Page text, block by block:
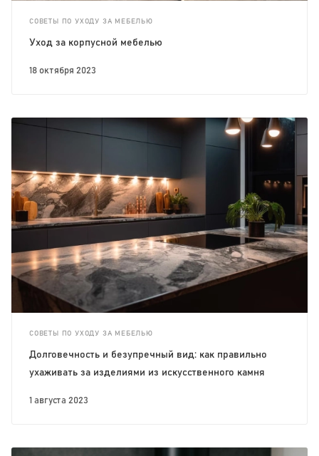
СОВЕТЫ ПО УХОДУ ЗА МЕБЕЛЬЮ
18 октября 2023
Уход за корпусной мебелью
СОВЕТЫ ПО УХОДУ ЗА МЕБЕЛЬЮ
1 августа 2023
Долговечность и безупречный вид: как правильно
ухаживать за изделиями из искусственного камня